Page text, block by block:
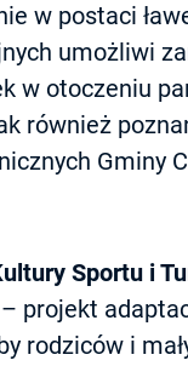
w postaci
umożliwi
w otoczeniu
również
Gminy
Sportu i
– projekt
rodziców i